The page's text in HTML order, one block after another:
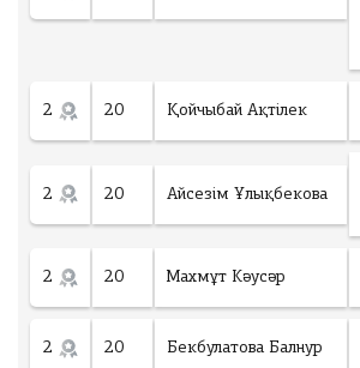
2 20 Қойчыбай Ақтілек
2 20 Айсезім Ұлықбекова
2 20 Махмұт Кәусәр
2 20 Бекбулатова Балнур